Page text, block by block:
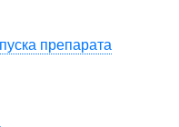
препарата